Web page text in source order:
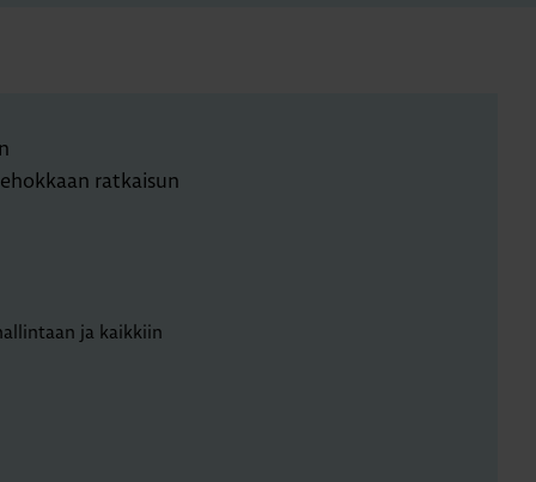
ratkaisun
ja kaikkiin